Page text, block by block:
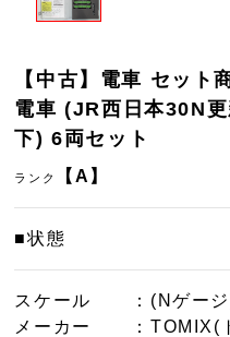
【中古】電車 セッ
電車 (JR西日本30N
下) 6両セット
ランク 【A】
■状態
スケール
：(Nゲー
メーカー
：TOMIX(